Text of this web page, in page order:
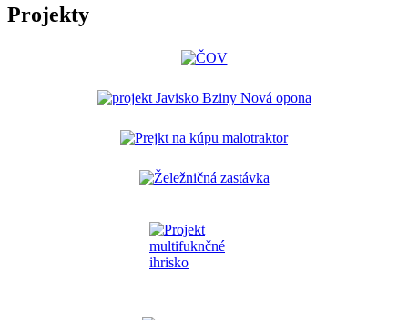
Projekty